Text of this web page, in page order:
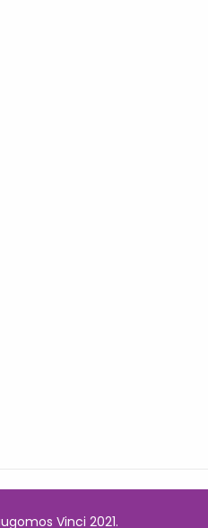
Vinci 2021.